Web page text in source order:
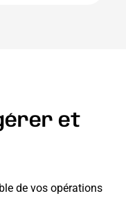
et
de vos opérations